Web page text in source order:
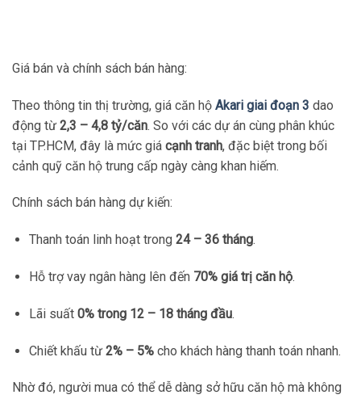
Giá bán và chính sách bán hàng:
Theo thông tin thị trường, giá căn hộ Akari giai đoạn 3 dao
động từ 2,3 – 4,8 tỷ/căn. So với các dự án cùng phân khúc
tại TP.HCM, đây là mức giá cạnh tranh, đặc biệt trong bối
cảnh quỹ căn hộ trung cấp ngày càng khan hiếm.
Chính sách bán hàng dự kiến:
Thanh toán linh hoạt trong 24 – 36 tháng.
Hỗ trợ vay ngân hàng lên đến 70% giá trị căn hộ.
Lãi suất 0% trong 12 – 18 tháng đầu.
Chiết khấu từ 2% – 5%cho khách hàng thanh toán nhanh.
Nhờ đó, người mua có thể dễ dàng sở hữu căn hộ mà không